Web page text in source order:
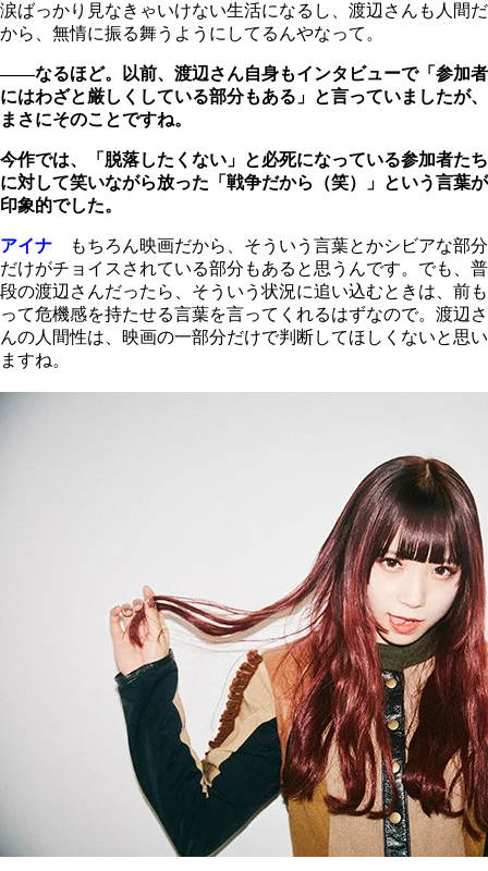
涙ばっかり見なきゃいけない生活になるし、渡辺さんも人間だ
から、無情に振る舞うようにしてるんやなって。
――なるほど。以前、渡辺さん自身もインタビューで「参加者
にはわざと厳しくしている部分もある」と言っていましたが、
まさにそのことですね。
今作では、「脱落したくない」と必死になっている参加者たち
に対して笑いながら放った「戦争だから（笑）」という言葉が
印象的でした。
アイナ もちろん映画だから、そういう言葉とかシビアな部分
だけがチョイスされている部分もあると思うんです。でも、普
段の渡辺さんだったら、そういう状況に追い込むときは、前も
って危機感を持たせる言葉を言ってくれるはずなので。渡辺さ
んの人間性は、映画の一部分だけで判断してほしくないと思い
ますね。